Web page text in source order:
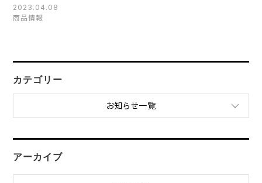
2023.04.08
商品情報
カテゴリー
お知らせ一覧
アーカイブ